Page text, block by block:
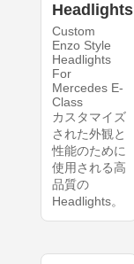
Headlights
Custom
Enzo Style
Headlights
For
Mercedes E-
Class
カスタマイズ
された外観と
性能のために
使用される高
品質の
Headlights。